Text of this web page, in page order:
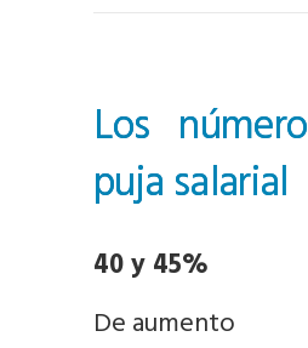
Los
puja salarial
40 y 45%
De aumento